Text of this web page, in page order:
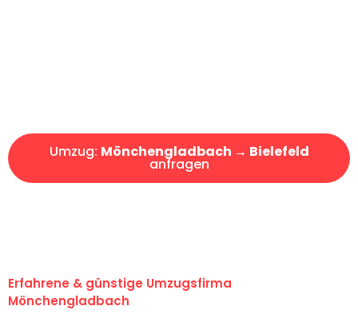
Umzug: Mönchengladbach → Bielefeld
anfragen
Erfahrene & günstige Umzugsfirma
Mönchengladbach